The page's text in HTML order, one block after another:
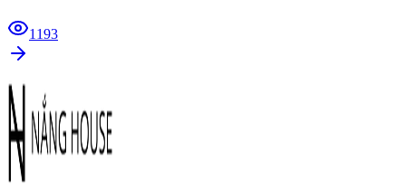
1193